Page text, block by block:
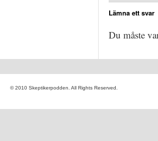
Lämna ett svar
Du måste
© 2010 Skeptikerpodden. All Rights Reserved.